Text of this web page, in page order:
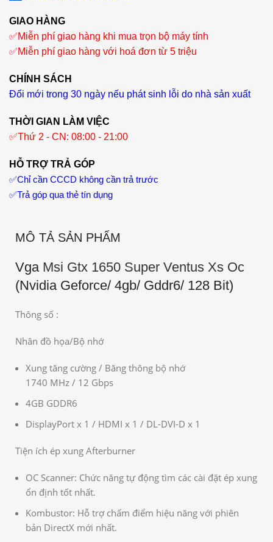
GIAO HÀNG
✅Miễn phí giao hàng khi mua trọn bộ máy tính
✅Miễn phí giao hàng với hoá đơn từ 5 triệu
CHÍNH SÁCH
Đổi mới trong 30 ngày nếu phát sinh lỗi do nhà sản xuất
THỜI GIAN LÀM VIỆC
✅Thứ 2 - CN: 08:00 - 21:00
HỖ TRỢ TRẢ GÓP
✅Chỉ cần CCCD không cần trả trước
✅Trả góp qua thẻ tín dụng
MÔ TẢ SẢN PHẨM
Vga Msi Gtx 1650 Super Ventus Xs Oc
(Nvidia Geforce/ 4gb/ Gddr6/ 128 Bit)
Thông số :
Nhân đồ họa/Bộ nhớ
Xung tăng cường / Băng thông bộ nhớ
1740 MHz / 12 Gbps
4GB GDDR6
DisplayPort x 1 / HDMI x 1 / DL-DVI-D x 1
Tiện ích ép xung Afterburner
OC Scanner: Chức năng tự động tìm các cài đặt ép xung
ổn định tốt nhất.
Kombustor: Hỗ trợ chấm điểm hiệu năng với phiên
bản DirectX mới nhất.